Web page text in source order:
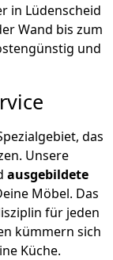
in Lüdenscheid
Wand bis zum
und
das
Unsere
ausgebildete
Möbel. Das
für jeden
kümmern sich
Küche.